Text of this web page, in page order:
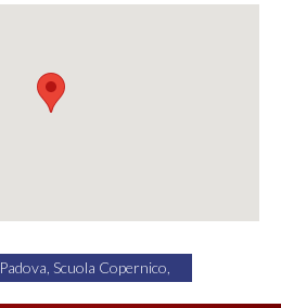
Padova, Scuola Copernico,